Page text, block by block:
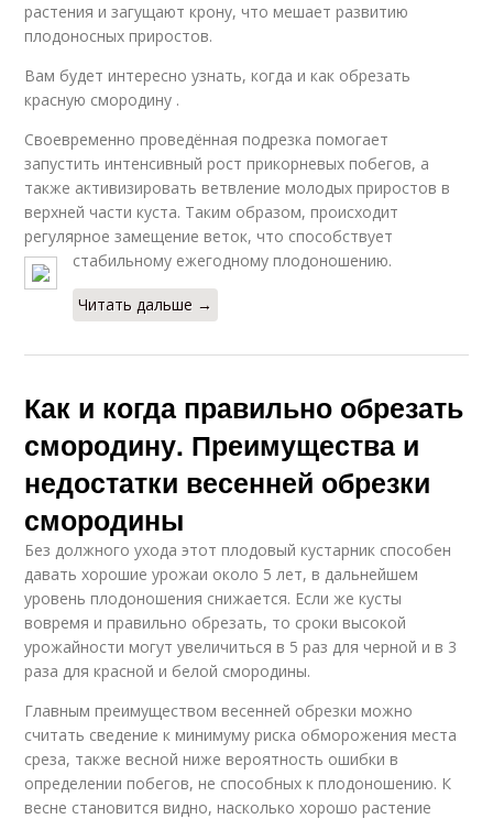
растения и загущают крону, что мешает развитию
плодоносных приростов.
Вам будет интересно узнать, когда и как обрезать
красную смородину .
Своевременно проведённая подрезка помогает
запустить интенсивный рост прикорневых побегов, а
также активизировать ветвление молодых приростов в
верхней части куста. Таким образом, происходит
регулярное замещение веток, что способствует
стабильному ежегодному плодоношению.
Читать дальше →
Как и когда правильно обрезать
смородину. Преимущества и
недостатки весенней обрезки
смородины
Без должного ухода этот плодовый кустарник способен
давать хорошие урожаи около 5 лет, в дальнейшем
уровень плодоношения снижается. Если же кусты
вовремя и правильно обрезать, то сроки высокой
урожайности могут увеличиться в 5 раз для черной и в 3
раза для красной и белой смородины.
Главным преимуществом весенней обрезки можно
считать сведение к минимуму риска обморожения места
среза, также весной ниже вероятность ошибки в
определении побегов, не способных к плодоношению. К
весне становится видно, насколько хорошо растение